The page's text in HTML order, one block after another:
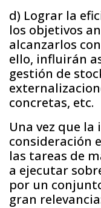
d) Lograr la
los objetivos
alcanzarlos
ello, influirán
gestión de
concretas, etc.
Una vez que
consideración
las tareas de
a ejecutar
por un
gran